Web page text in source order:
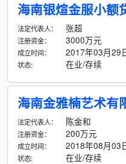
海南银煊金服小额
法定代表人： 张超
注册资金： 3000万元
成立时间： 2017年03月29
状态: 在业/存续
海南金雅楠艺术有
法定代表人： 陈金和
注册资金： 200万元
成立时间： 2018年08月03
状态: 在业/存续